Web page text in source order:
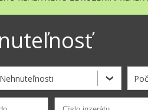
Nehnuteľnosti